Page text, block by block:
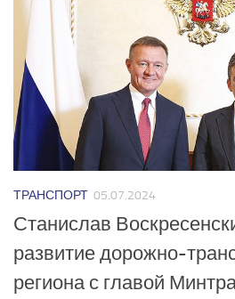
ТРАНСПОРТ 05.07.2024
Станислав
развитие дорожно-
региона с главой